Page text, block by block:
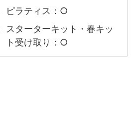
ピラティス：○
スターターキット・春キッ
ト受け取り：○